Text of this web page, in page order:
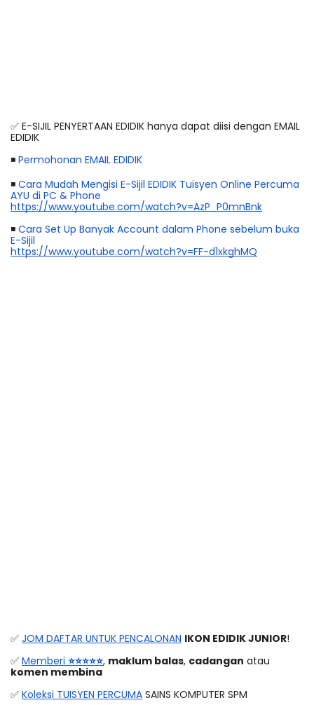
✅ E-SIJIL PENYERTAAN EDIDIK hanya dapat diisi dengan EMAIL
EDIDIK
◾ Permohonan EMAIL EDIDIK
◾ Cara Mudah Mengisi E-Sijil EDIDIK Tuisyen Online Percuma
AYU di PC & Phone
https://www.youtube.com/watch?v=AzP_P0mnBnk
◾ Cara Set Up Banyak Account dalam Phone sebelum buka
E-Sijil
https://www.youtube.com/watch?v=FF-d1xkghMQ
✅ JOM DAFTAR UNTUK PENCALONAN IKON EDIDIK JUNIOR!
✅ Memberi ⭐⭐⭐⭐⭐, maklum balas, cadangan
komen membina
✅ Koleksi TUISYEN PERCUMA SAINS KOMPUTER SPM